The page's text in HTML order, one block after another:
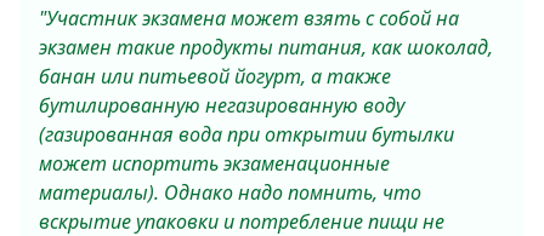
"Участник экзамена может взять с собой на
экзамен такие продукты питания, как шоколад,
банан или питьевой йогурт, а также
бутилированную негазированную воду
(газированная вода при открытии бутылки
может испортить экзаменационные
материалы). Однако надо помнить, что
вскрытие упаковки и потребление пищи не